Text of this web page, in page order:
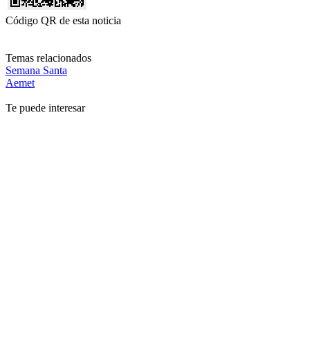
Código QR de esta noticia
Temas relacionados
Semana Santa
Aemet
Te puede interesar